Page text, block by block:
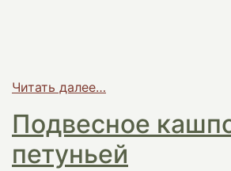
Читать далее…
Подвесное
петуньей